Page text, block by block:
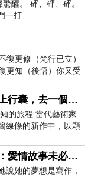
品嚐這握壽司
不品嚐一下握
銀杏日本料理
漁貨，一盤裡
上頭包覆的海
讓人口水直流
細細的品嚐，
用心。
醒。 砰、砰、砰。
一打
復更修（梵行已立）
更知（後悟）你又受
當代藝術家盧嵐新：背上行囊，去一個沒有人認識你的地方——看風景，也遇見渴望出發的自己
的旅程 當代藝術家
線條的新作中，以顆
配凝練且具
二刷《愛你致死不渝》：愛情故事未必是浪漫故事
說她的夢想是寫作，